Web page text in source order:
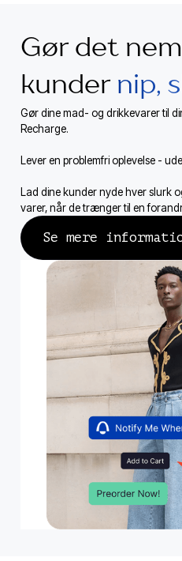
Gør det
kunder nip,
Gør dine mad- og drikkevarer til
Recharge.
Lever en problemfri oplevelse -
Lad dine kunder nyde hver slurk
varer, når de trænger til en
Se mere